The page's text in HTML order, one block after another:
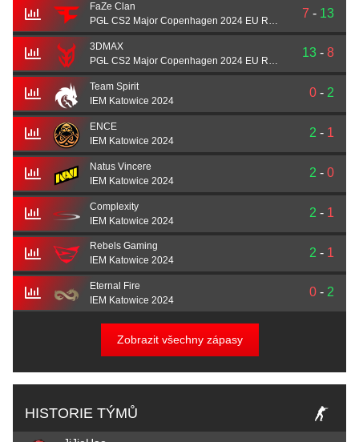
FaZe Clan
PGL CS2 Major Copenhagen 2024 EU RMR A
7 - 13
3DMAX
PGL CS2 Major Copenhagen 2024 EU RMR A
13 - 8
Team Spirit
IEM Katowice 2024
0 - 2
ENCE
IEM Katowice 2024
2 - 1
Natus Vincere
IEM Katowice 2024
2 - 0
Complexity
IEM Katowice 2024
2 - 1
Rebels Gaming
IEM Katowice 2024
2 - 1
Eternal Fire
IEM Katowice 2024
0 - 2
Zobrazit všechny zápasy
HISTORIE TÝMŮ